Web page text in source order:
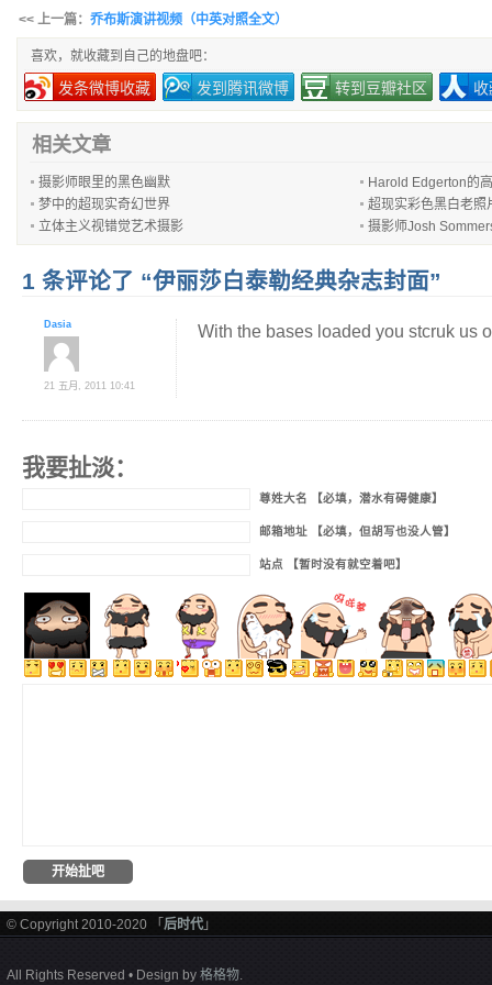
<< 上一篇： 乔布斯演讲视频（中英对照全文）
喜欢，就收藏到自己的地盘吧：
发条微博收藏 发到腾讯微博 转到豆瓣社区
相关文章
摄影师眼里的黑色幽默
Harold Edgerton的
梦中的超现实奇幻世界
超现实彩色黑白老照
立体主义视错觉艺术摄影
摄影师Josh
1 条评论了 “伊丽莎白泰勒经典杂志封面”
Dasia
21 五月, 2011 10:41
With the bases loaded you stcruk us
我要扯淡：
尊姓大名 【必填，潜水有碍健康】
邮箱地址 【必填，但胡写也没人管】
站点 【暂时没有就空着吧】
© Copyright 2010-2020 「 后时代 」
All Rights Reserved • Design by 格格物.